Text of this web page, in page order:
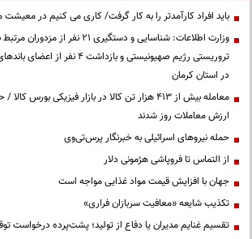
باید افراد کارآمدتر را به کار گرفت/ کاری می کنیم در
وزارت اطلاعات: شناسایی و دستگیری ۲۱
تروریستی رژیم صهیونیستی و
در استان کرمان
معامله بیش از ۴۱۳ هزار تن کالا در بازار فیزیکی
ارزش معاملات روز شدند
حمله نیروهای اسرائیلی به خبرنگار پرس‌تی‌وی
از التماس تا فروپاشی هژمونی دلار
جهان با افزایش قیمت مواد غذایی مواجه است
تکذیب شایعه «معافیت سربازان فراری»
تقسیم غنایم مدیران یا دفاع از تولید؛ پشت‌پرده درخواست